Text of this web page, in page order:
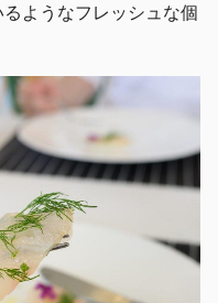
ようなフレッシュな個